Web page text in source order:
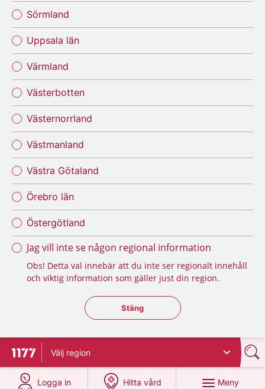
Sörmland
Uppsala län
Värmland
Västerbotten
Västernorrland
Västmanland
Västra Götaland
Örebro län
Östergötland
Jag vill inte se någon regional information
Obs! Detta val innebär att du inte ser regionalt innehåll
och viktig information som gäller just din region.
Stäng regionsväljaren
Stäng
Till startsidan för 1177
Välj region
Logga in
på 1177.se
Hitta vård
på 1177.se
Meny